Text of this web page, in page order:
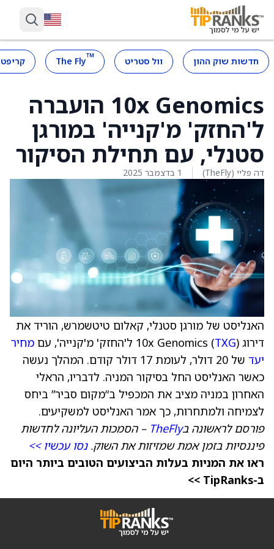
חדשות שוק ההון וול סטריט ™
The Fly
10x Genomics הועברה
ל'החזק' מ'קנייה' במורגן
סטנלי, עם תחילת הסיקור
דה פליי (TheFly) 1 בדצמבר 2025
האנליסט של מורגן סטנלי, קאלום טיטשמרש, הוריד את
דירוג 10x Genomics ( TXG) ל'החזק' מ'קנייה', עם
מחיר
יעד
של 20 דולר, לעומת 17 דולר קודם. המהלך נעשה
כאשר האנליסט החל בסיקור המניה. לדבריו, הראלי
האחרון במניה מציב את המכפיל ב“מקום סביר” ביחס
לצמיחה ולמתחרות, כך אמר האנליסט למשקיעים.
פורסם לראשונה בTheFly – הסמכות העליונה לחדשות
פיננסיות בזמן אמת שמזיזות את השוק.נסו עכשיו >>
ראו את המניות בעלות הביצועים הטובים ביותר היום
ב-TipRanks >>